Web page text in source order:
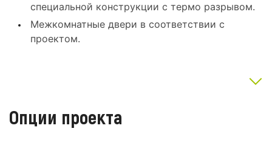
специальной конструкции с термо разрывом.
Межкомнатные двери в соответствии с
проектом.
Опции проекта